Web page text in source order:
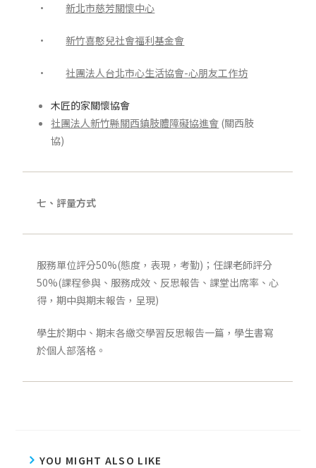
·新北市慈芳關懷中心
·新竹喜憨兒社會福利基金會
·社團法人台北市心生活協會-心朋友工作坊
木匠的家關懷協會
社團法人新竹縣關西鎮肢體障礙協進會 (關西肢
協)
七、評量方式
服務單位評分50%(態度，表現，考勤)；任課老師評分
50%(課程參與、服務成效、反思報告、課堂出席率、心
得，期中與期末報告，呈現)
學生於期中、期末各繳交學習反思報告一篇，學生書寫
於個人部落格。
YOU MIGHT ALSO LIKE